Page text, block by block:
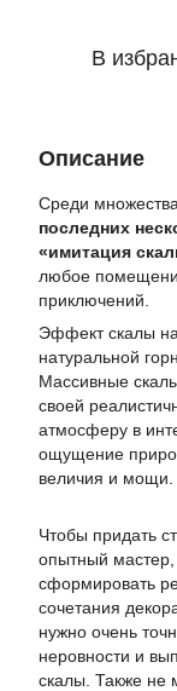
В
Описание
Среди
последних
«имитация
любое
приключений.
Эффект скалы
натуральной
Массивные
своей
атмосферу в
ощущение
величия и мощи.
Чтобы придать
опытный мастер,
сформировать
сочетания
нужно очень
неровности и
скалы. Также не